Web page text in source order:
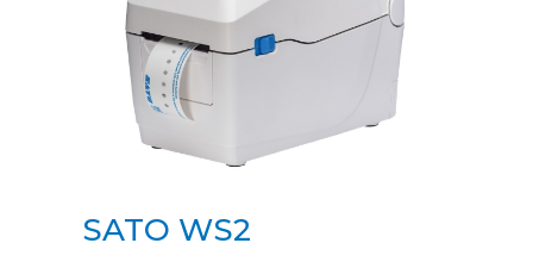
SATO WS2